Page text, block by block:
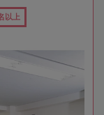
以上